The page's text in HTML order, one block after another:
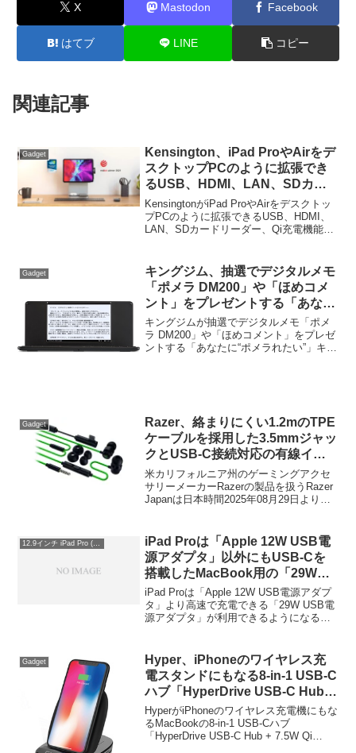
X Mastodon Facebook
はてブ LINE コピー
関連記事
Gadget
Kensington、iPad ProやAirをデ
スクトップPCのように拡張でき
るUSB、HDMI、LAN、SDカー
ドリーダー、Qi充電機能付きドッ
ク「StudioDock」シリーズを日
本でも発売。
KensingtonがiPad ProやAirをデスクトッ
プPCのように拡張できるUSB、HDMI、
LAN、SDカードリーダー、Qi充電機能付
Gadget
キングジム、抽選でデジタルメモ
「ポメラ DM200」や「ほめコメ
ント」をプレゼントする「あなた
に“ポメラれたい”」キャンペーン
を開催。
キングジムが抽選でデジタルメモ「ポメ
ラ DM200」や「ほめコメント」をプレゼ
ントする「あなたに“ポメラれたい”」キャ
Gadget
Razer、絡まりにくい1.2mのTPE
ケーブルを採用した3.5mmジャッ
クとUSB-C接続対応の有線イヤ
ホン「Razer Hammerhead V3」
を発売。
米カリフォルニア州のゲーミングアクセ
サリーメーカーRazerの製品を扱うRazer
Japanは日本時間2025年08月29日より、
V2/V2 Pro (RZ04-0173)」の後継モデルと
なる「Razer Hammerhead V3 (RZ12-
0559)」の販売を開始しています。
iPad Proは「Apple 12W USB電
源アダプタ」以外にもUSB-Cを
搭載したMacBook用の「29W
USB電源アダプタ」を利用し、よ
り高速な充電が可能になる？
iPad Proは「Apple 12W USB電源アダプ
タ」より高速で充電できる「29W USB電
源アダプタ」が利用できるようになるか
Gadget
Hyper、iPhoneのワイヤレス充
電スタンドにもなる8-in-1 USB-C
ハブ「HyperDrive USB-C Hub +
7.5W Qi」を発表。
HyperがiPhoneのワイヤレス充電機にもな
るMacBookの8-in-1 USB-Cハブ
「HyperDrive USB-C Hub + 7.5W Qi